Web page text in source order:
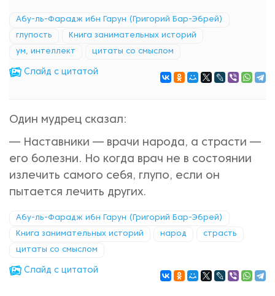
Абу-ль-Фарадж ибн Гарун (Григорий Бар-Эбрей)
глупость Книга занимательных историй
ум, интеллект цитаты со смыслом
Cлайд с цитатой
Один мудрец сказал:
— Наставники — врачи народа, а страсти —
его болезни. Но когда врач не в состоянии
излечить самого себя, глупо, если он
пытается лечить других.
Абу-ль-Фарадж ибн Гарун (Григорий Бар-Эбрей)
Книга занимательных историй народ страсть
цитаты со смыслом
Cлайд с цитатой